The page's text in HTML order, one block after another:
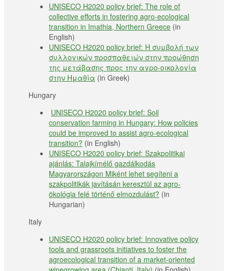
UNISECO H2020 policy brief: The role of
collective efforts in fostering agro-ecological
transition in Imathia, Northern Greece (in
English)
UNISECO H2020 policy brief: Η συμβολή των
συλλογικών προσπαθειών στην προώθηση
της μετάβασης προς την αγρο-οικολογία
στην Ημαθία (in Greek)
Hungary
UNISECO H2020 policy brief: Soil
conservation farming in Hungary: How policies
could be improved to assist agro-ecological
transition? (in English)
UNISECO H2020 policy brief: Szakpolitikai
ajánlás: Talajkímélő gazdálkodás
Magyarországon Miként lehet segíteni a
szakpolitikák javításán keresztül az agro-
ökológia felé történő elmozdulást? (in
Hungarian)
Italy
UNISECO H2020 policy brief: Innovative policy
tools and grassroots initiatives to foster the
agroecological transition of a market-oriented